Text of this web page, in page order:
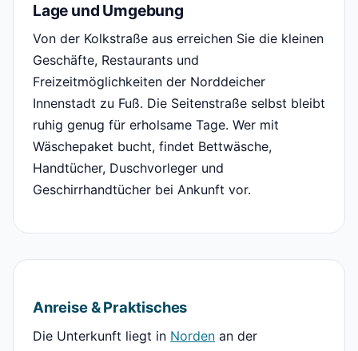
Lage und Umgebung
Von der Kolkstraße aus erreichen Sie die kleinen
Geschäfte, Restaurants und
Freizeitmöglichkeiten der Norddeicher
Innenstadt zu Fuß. Die Seitenstraße selbst bleibt
ruhig genug für erholsame Tage. Wer mit
Wäschepaket bucht, findet Bettwäsche,
Handtücher, Duschvorleger und
Geschirrhandtücher bei Ankunft vor.
Anreise & Praktisches
Die Unterkunft liegt in Norden an der